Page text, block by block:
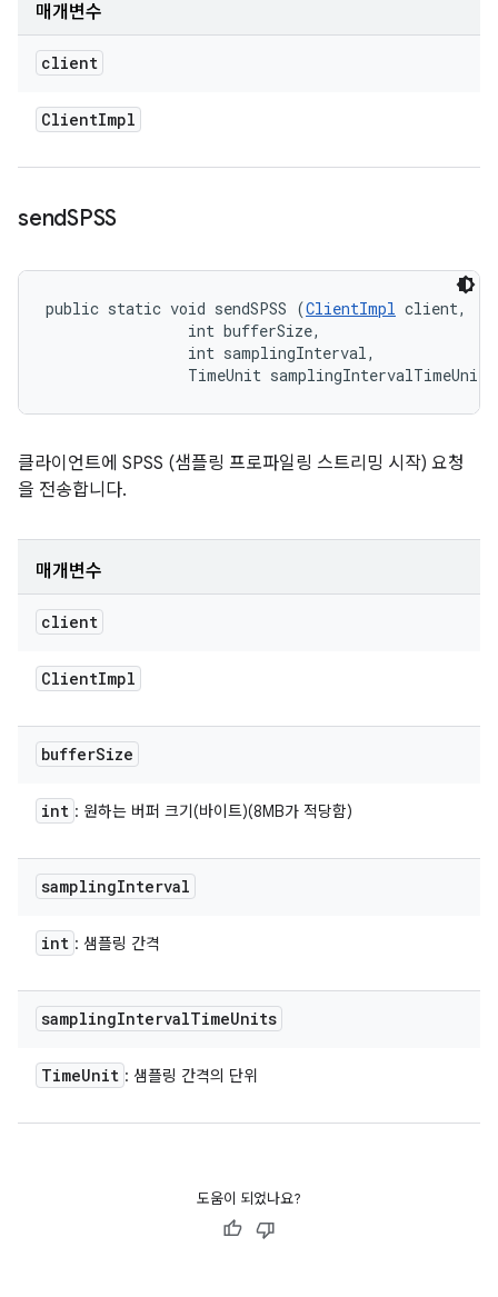
매개변수
client
ClientImpl
sendSPSS
public static void sendSPSS (ClientImpl client,
                int bufferSize,
                int samplingInterval,
TimeUnit
클라이언트에 SPSS (샘플링 프로파일링 스트리밍 시작) 요청
을 전송합니다.
매개변수
client
ClientImpl
bufferSize
int : 원하는 버퍼 크기(바이트)(8MB가 적당함)
samplingInterval
int : 샘플링 간격
samplingIntervalTimeUnits
TimeUnit : 샘플링 간격의 단위
도움이 되었나요?